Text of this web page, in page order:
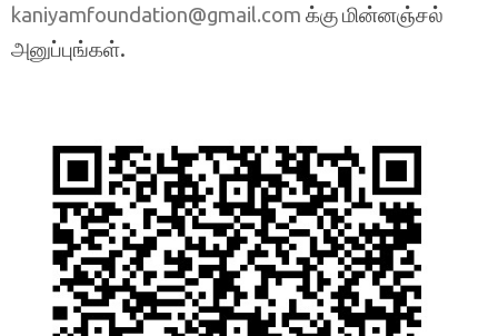
kaniyamfoundation@gmail.com க்கு மின்னஞ்சல்
அனுப்புங்கள்.